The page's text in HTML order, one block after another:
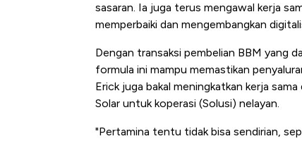
sasaran. Ia juga terus mengawal kerja
memperbaiki dan mengembangkan
Dengan transaksi pembelian BBM yang
formula ini mampu memastikan
Erick juga bakal meningkatkan kerja
Solar untuk koperasi (Solusi) nelayan.
"Pertamina tentu tidak bisa sendirian,